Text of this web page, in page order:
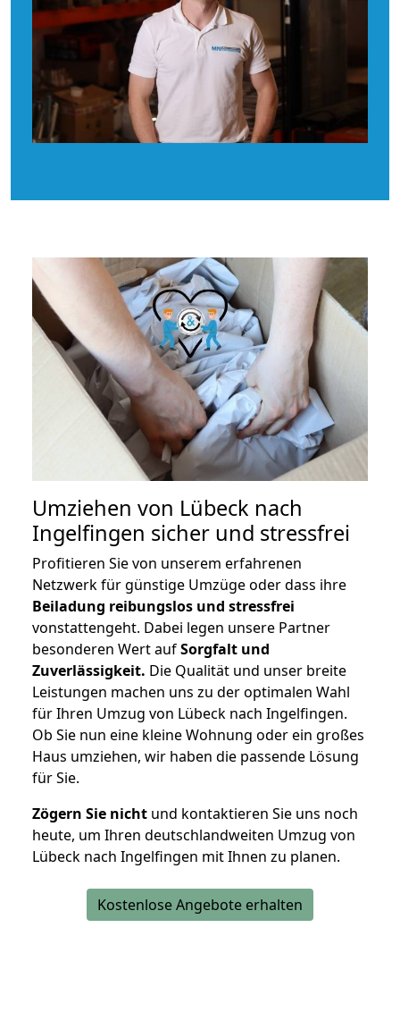
Umziehen von Lübeck nach
Ingelfingen sicher und stressfrei
Profitieren Sie von unserem erfahrenen
Netzwerk für günstige Umzüge oder dass ihre
Beiladung reibungslos und stressfrei
vonstattengeht. Dabei legen unsere Partner
besonderen Wert aufSorgfalt und
Zuverlässigkeit. Die Qualität und unser breite
Leistungen machen uns zu der optimalen Wahl
für Ihren Umzug von Lübeck nach Ingelfingen.
Ob Sie nun eine kleine Wohnung oder ein großes
Haus umziehen, wir haben die passende Lösung
für Sie.
Zögern Sie nicht und kontaktieren Sie uns noch
heute, um Ihren deutschlandweiten Umzug von
Lübeck nach Ingelfingen mit Ihnen zu planen.
Kostenlose Angebote erhalten